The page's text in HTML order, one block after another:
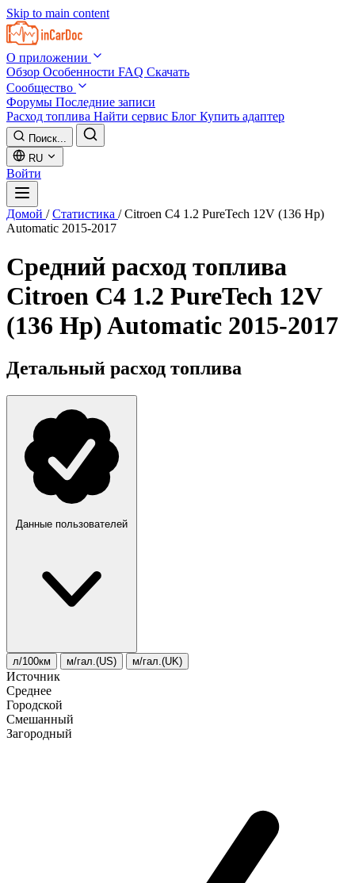
Skip to main content
О приложении
Обзор Особенности FAQ Скачать
Сообщество
Форумы Последние записи
Расход топлива Найти сервис Блог Купить адаптер
Поиск...
RU
Войти
Домой / Статистика / Citroen C4 1.2 PureTech 12V (136 Hp)
Automatic 2015-2017
Средний расход топлива
Citroen C4 1.2 PureTech 12V
(136 Hp) Automatic 2015-2017
Детальный расход топлива
Данные пользователей
л/100км м/гал.(US) м/гал.(UK)
Источник
Среднее
Городской
Смешанный
Загородный